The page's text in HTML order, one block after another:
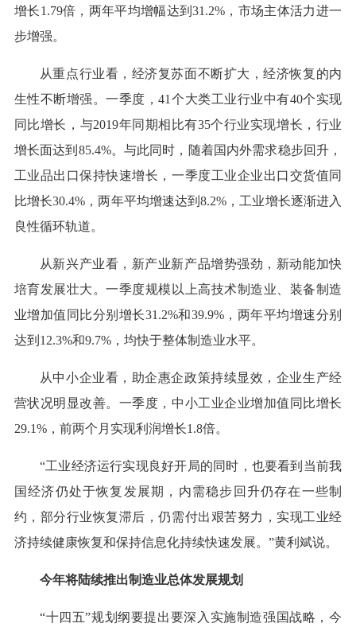
增长1.79倍，两年平均增幅达到31.2%，市场主体活力进一
步增强。
从重点行业看，经济复苏面不断扩大，经济恢复的内
生性不断增强。一季度，41个大类工业行业中有40个实现
同比增长，与2019年同期相比有35个行业实现增长，行业
增长面达到85.4%。与此同时，随着国内外需求稳步回升，
工业品出口保持快速增长，一季度工业企业出口交货值同
比增长30.4%，两年平均增速达到8.2%，工业增长逐渐进入
良性循环轨道。
从新兴产业看，新产业新产品增势强劲，新动能加快
培育发展壮大。一季度规模以上高技术制造业、装备制造
业增加值同比分别增长31.2%和39.9%，两年平均增速分别
达到12.3%和9.7%，均快于整体制造业水平。
从中小企业看，助企惠企政策持续显效，企业生产经
营状况明显改善。一季度，中小工业企业增加值同比增长
29.1%，前两个月实现利润增长1.8倍。
“工业经济运行实现良好开局的同时，也要看到当前我
国经济仍处于恢复发展期，内需稳步回升仍存在一些制
约，部分行业恢复滞后，仍需付出艰苦努力，实现工业经
济持续健康恢复和保持信息化持续快速发展。”黄利斌说。
今年将陆续推出制造业总体发展规划
“十四五”规划纲要提出要深入实施制造强国战略，今